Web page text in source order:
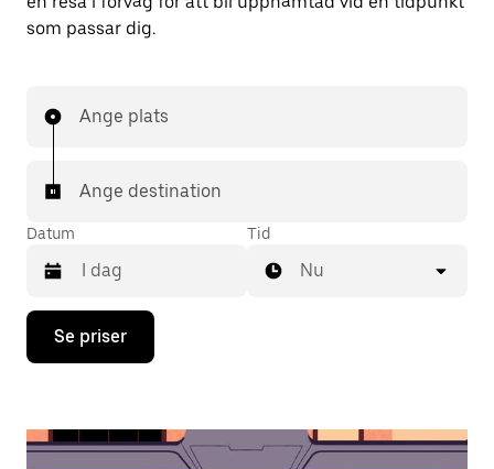
som passar dig.
Ange plats
Ange destination
Datum
Tryck
nedåtpilen
kalendern
Tid
Nu
Se priser